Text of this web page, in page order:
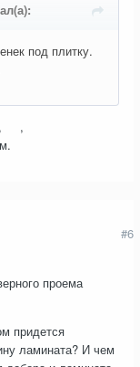
под плитку.
, ,
#6
проема
придется
ламината? И чем